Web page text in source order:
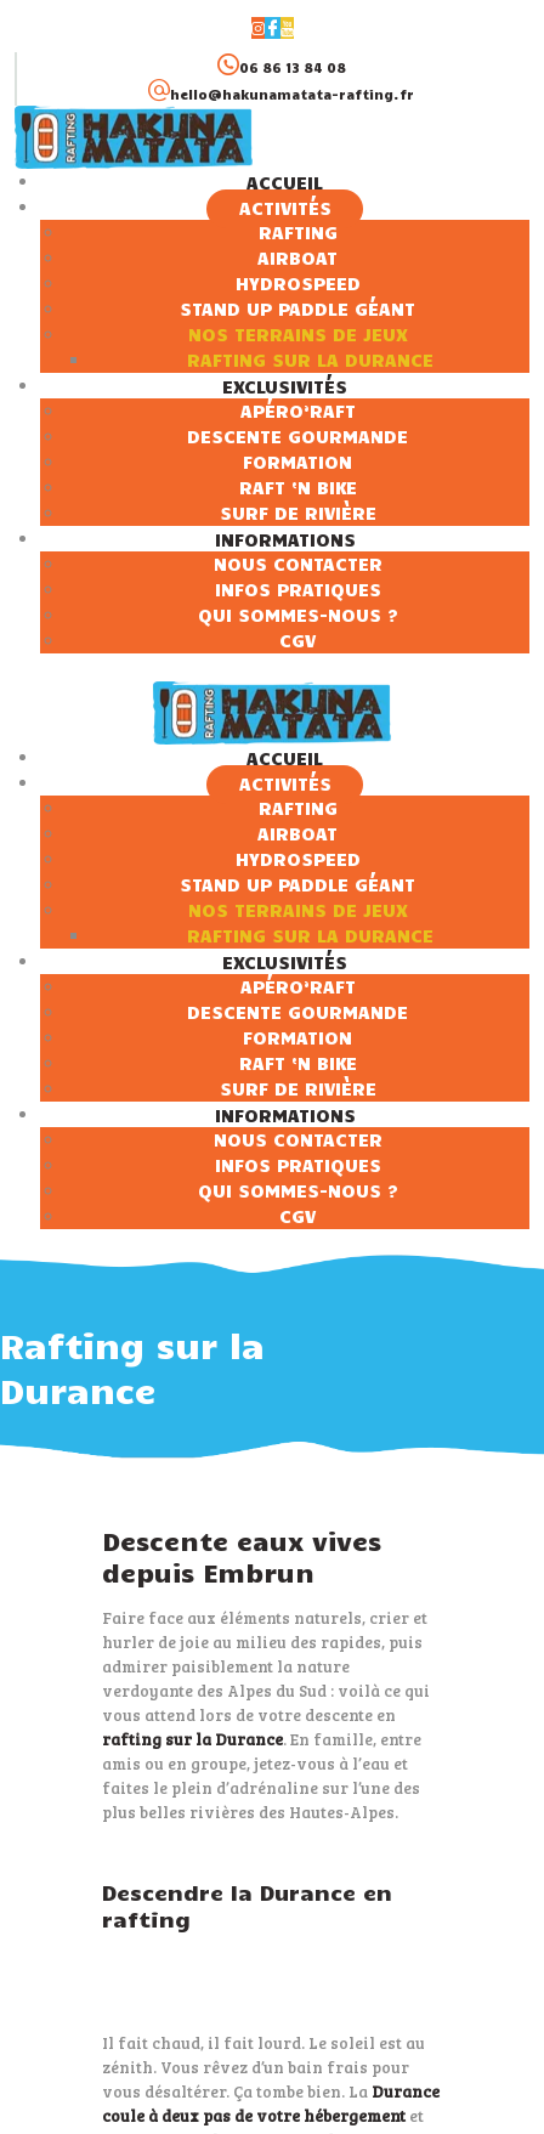
06 86 13 84 08
hello@hakunamatata-rafting.fr
ACCUEIL
ACTIVITÉS
RAFTING
AIRBOAT
HYDROSPEED
STAND UP PADDLE GÉANT
NOS TERRAINS DE JEUX
RAFTING SUR LA DURANCE
EXCLUSIVITÉS
APÉRO’RAFT
DESCENTE GOURMANDE
FORMATION
RAFT ‘N BIKE
SURF DE RIVIÈRE
INFORMATIONS
NOUS CONTACTER
INFOS PRATIQUES
QUI SOMMES-NOUS ?
CGV
ACCUEIL
ACTIVITÉS
RAFTING
AIRBOAT
HYDROSPEED
STAND UP PADDLE GÉANT
NOS TERRAINS DE JEUX
RAFTING SUR LA DURANCE
EXCLUSIVITÉS
APÉRO’RAFT
DESCENTE GOURMANDE
FORMATION
RAFT ‘N BIKE
SURF DE RIVIÈRE
INFORMATIONS
NOUS CONTACTER
INFOS PRATIQUES
QUI SOMMES-NOUS ?
CGV
Rafting sur la
Durance
ACCUEIL
EXCLUSIVITÉS
INFORMATIONS
Descente eaux vives
depuis Embrun
Faire face aux éléments naturels, crier et
hurler de joie au milieu des rapides, puis
admirer paisiblement la nature
verdoyante des Alpes du Sud : voilà ce qui
vous attend lors de votre descente en
rafting sur la Durance. En famille, entre
amis ou en groupe, jetez-vous à l’eau et
faites le plein d’adrénaline sur l’une des
plus belles rivières des Hautes-Alpes.
Descendre la Durance en
rafting
Il fait chaud, il fait lourd. Le soleil est au
zénith. Vous rêvez d’un bain frais pour
vous désaltérer. Ça tombe bien. La Durance
coule à deux pas de votre hébergement et